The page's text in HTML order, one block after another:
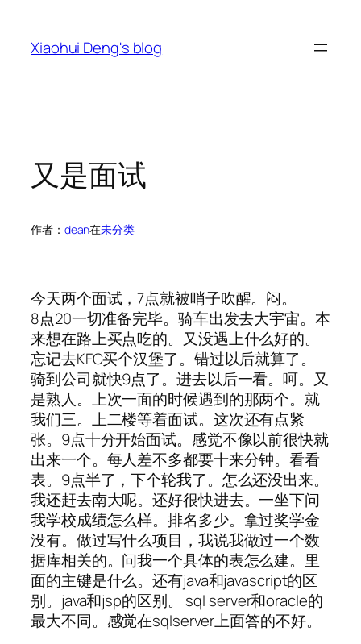
Xiaohui Deng's blog
又是面试
作者： dean在未分类
今天两个面试，7点就被哨子吹醒。闷。
8点20一切准备完毕。骑车出发去大宇宙。本
来想在路上买点吃的。又没遇上什么好的。
忘记去KFC买个汉堡了。错过以后就算了。
骑到公司就快9点了。进去以后一看。呵。又
是熟人。上次一面的时候遇到的那两个。就
我们三。上二楼等着面试。这次还有点紧
张。9点十分开始面试。感觉不像以前很快就
出来一个。每人差不多都要十来分钟。看看
表。9点半了，下个轮我了。怎么还没出来。
我还赶去南大呢。还好很快进去。一坐下问
我学校成绩怎么样。排名多少。拿过奖学金
没有。做过写什么项目，我说我做过一个数
据库相关的。问我一个具体的表怎么建。里
面的主键是什么。还有java和javascript的区
别。java和jsp的区别。 sql server和oracle的
最大不同。感觉在sqlserver上面答的不好。